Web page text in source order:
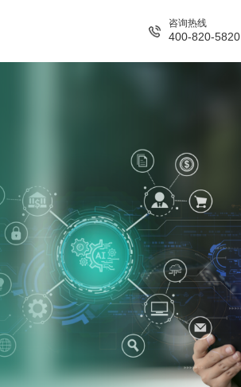
咨询热线
400-820-5820